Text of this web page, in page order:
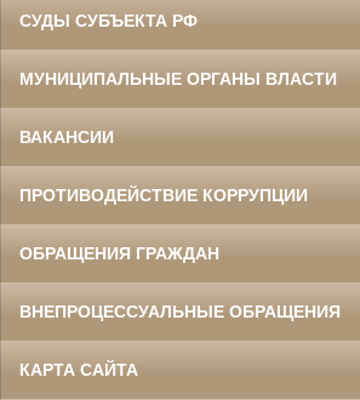
СУДЫ СУБЪЕКТА РФ
МУНИЦИПАЛЬНЫЕ ОРГАНЫ ВЛАСТИ
ВАКАНСИИ
ПРОТИВОДЕЙСТВИЕ КОРРУПЦИИ
ОБРАЩЕНИЯ ГРАЖДАН
ВНЕПРОЦЕССУАЛЬНЫЕ ОБРАЩЕНИЯ
КАРТА САЙТА